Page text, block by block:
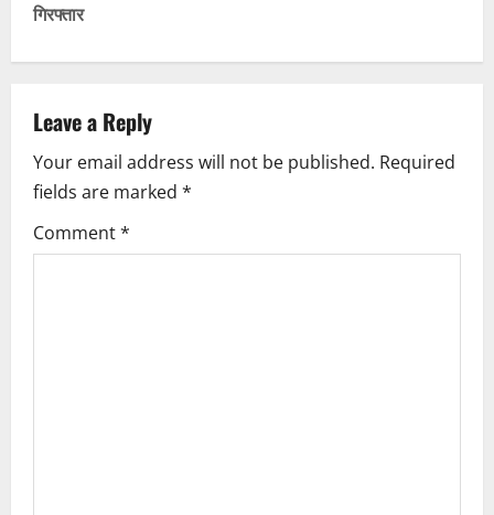
n
a
v
i
g
a
गिरफ्तार
Leave a Reply
Your email address will not be published. Required
fields are marked *
Comment*